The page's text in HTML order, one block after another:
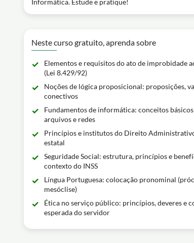
Informática. Estude e pratique!
Neste curso gratuito, aprenda sobre
Elementos e requisitos do ato de improbidade
(Lei 8.429/92)
Noções de lógica proposicional: proposições,
conectivos
Fundamentos de informática: conceitos básicos
arquivos e redes
Princípios e institutos do Direito
estatal
Seguridade Social: estrutura, princípios e
contexto do INSS
Língua Portuguesa: colocação pronominal
mesóclise)
Ética no serviço público: princípios, deveres e
esperada do servidor